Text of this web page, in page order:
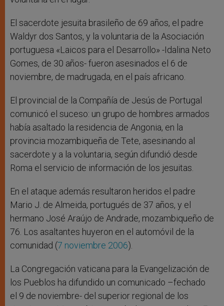
El sacerdote jesuita brasileño de 69 años, el padre
Waldyr dos Santos, y la voluntaria de la Asociación
portuguesa «Laicos para el Desarrollo» -Idalina Neto
Gomes, de 30 años- fueron asesinados el 6 de
noviembre, de madrugada, en el país africano.
El provincial de la Compañía de Jesús de Portugal
comunicó el suceso: un grupo de hombres armados
había asaltado la residencia de Angonia, en la
provincia mozambiqueña de Tete, asesinando al
sacerdote y a la voluntaria, según difundió desde
Roma el servicio de información de los jesuitas.
En el ataque además resultaron heridos el padre
Mario J. de Almeida, portugués de 37 años, y el
hermano José Araújo de Andrade, mozambiqueño de
76. Los asaltantes huyeron en el automóvil de la
comunidad (7 noviembre 2006).
La Congregación vaticana para la Evangelización de
los Pueblos ha difundido un comunicado –fechado
el 9 de noviembre- del superior regional de los